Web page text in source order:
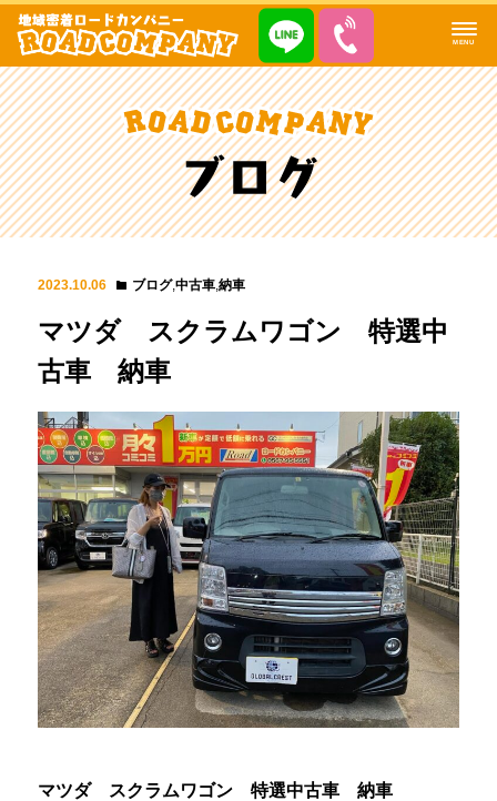
MENU
2023.10.06 ブログ,中古車,納車
マツダ スクラムワゴン 特選中
古車 納車
マツダ スクラムワゴン 特選中古車 納車